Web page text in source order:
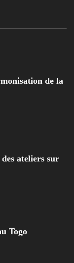
de la
ateliers sur
Togo